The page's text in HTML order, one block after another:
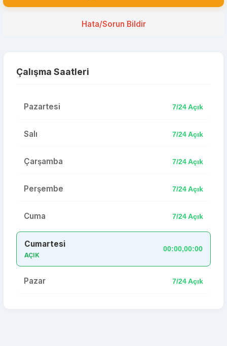
Hata/Sorun Bildir
Çalışma Saatleri
Pazartesi 7/24 Açık
Salı 7/24 Açık
Çarşamba 7/24 Açık
Perşembe 7/24 Açık
Cuma 7/24 Açık
Cumartesi
AÇIK
00:00,00:00
Pazar 7/24 Açık